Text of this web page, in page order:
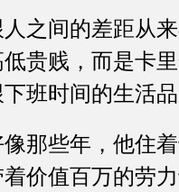
间的差距从来
贵贱，而是卡
班时间的生活品
些年，他住着
价值百万的劳